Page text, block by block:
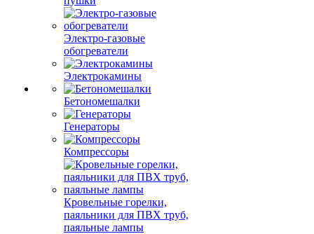
Электро-газовые
обогреватели
Электрокамины
Бетономешалки
Генераторы
Компрессоры
Кровельные горелки,
паяльники для ПВХ труб,
паяльные лампы